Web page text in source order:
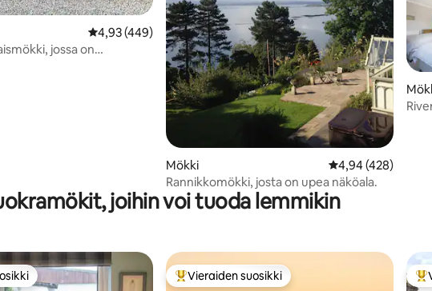
239 arvosteluaKeskimääräinen arvio 4,93/5, 449 arvostelua
4,93 (449)
jossa on
Mökki Keskimääräinen
4,94 (428)
Rannikkomökki, josta on upea näköala.
joihin voi tuoda lemmikin
Vieraiden suosikkien parhaimmistoa
Vieraiden suosikki